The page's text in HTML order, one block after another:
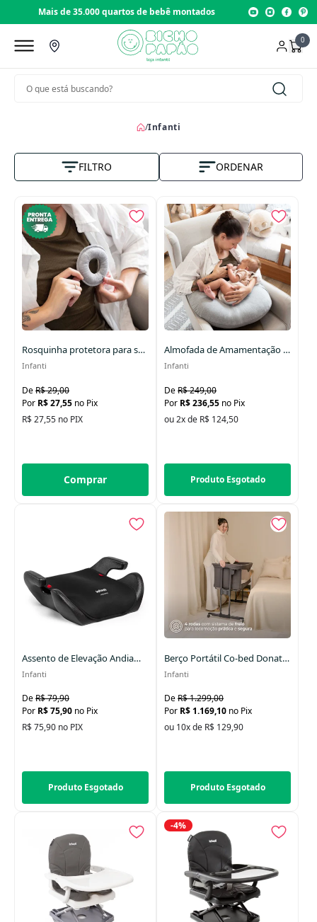
Loja com 22 anos de tradição
0
/Infanti
FILTRO ORDENAR
Nome A-Z
Vendas
Menor Preço
Maior Preço
Data Lançamento
Rosquinha protetora para seios Serena
Infanti
R$ 29,00
R$ 27,55 no Pix
R$ 27,55 no PIX
Comprar
Almofada de Amamentação Serena
Infanti
R$ 249,00
R$ 236,55 no Pix
ou 2x de R$ 124,50
Produto Esgotado
Assento de Elevação Andiamo Booster Preto
Infanti
R$ 79,90
R$ 75,90 no Pix
R$ 75,90 no PIX
Produto Esgotado
Berço Portátil Co-bed Donatello
Infanti
R$ 1.299,00
R$ 1.169,10 no Pix
ou 10x de R$ 129,90
Produto Esgotado
-4%